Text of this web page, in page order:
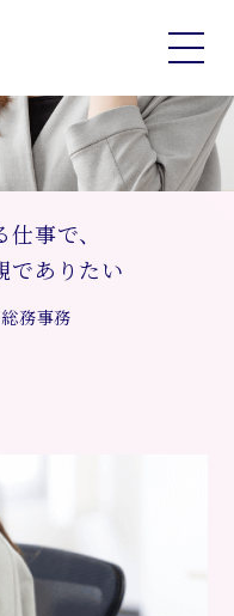
事で、
でありたい
務事務